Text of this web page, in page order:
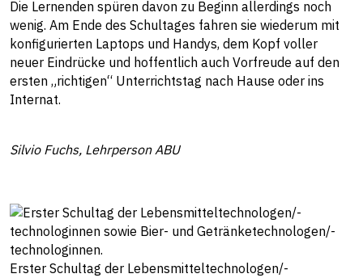
Die Lernenden spüren davon zu Beginn allerdings noch
wenig. Am Ende des Schultages fahren sie wiederum mit
konfigurierten Laptops und Handys, dem Kopf voller
neuer Eindrücke und hoffentlich auch Vorfreude auf den
ersten „richtigen“ Unterrichtstag nach Hause oder ins
Internat.
Silvio Fuchs, Lehrperson ABU
Erster Schultag der Lebensmitteltechnologen/-